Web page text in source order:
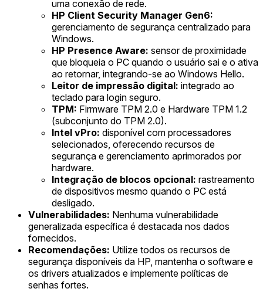
uma conexão de rede.
HP Client Security Manager Gen6:
gerenciamento de segurança centralizado para
Windows.
HP Presence Aware: sensor de proximidade
que bloqueia o PC quando o usuário sai e o ativa
ao retornar, integrando-se ao Windows Hello.
Leitor de impressão digital: integrado ao
teclado para login seguro.
TPM: Firmware TPM 2.0 e Hardware TPM 1.2
(subconjunto do TPM 2.0).
Intel vPro: disponível com processadores
selecionados, oferecendo recursos de
segurança e gerenciamento aprimorados por
hardware.
Integração de blocos opcional: rastreamento
de dispositivos mesmo quando o PC está
desligado.
Vulnerabilidades: Nenhuma vulnerabilidade
generalizada específica é destacada nos dados
fornecidos.
Recomendações: Utilize todos os recursos de
segurança disponíveis da HP, mantenha o software e
os drivers atualizados e implemente políticas de
senhas fortes.